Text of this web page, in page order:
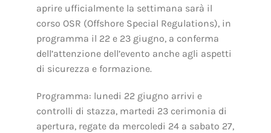
aprire ufficialmente la settimana sarà il
corso OSR (Offshore Special Regulations), in
programma il 22 e 23 giugno, a conferma
dell’attenzione dell’evento anche agli aspetti
di sicurezza e formazione.
Programma: lunedi 22 giugno arrivi e
controlli di stazza, martedi 23 cerimonia di
apertura, regate da mercoledi 24 a sabato 27,